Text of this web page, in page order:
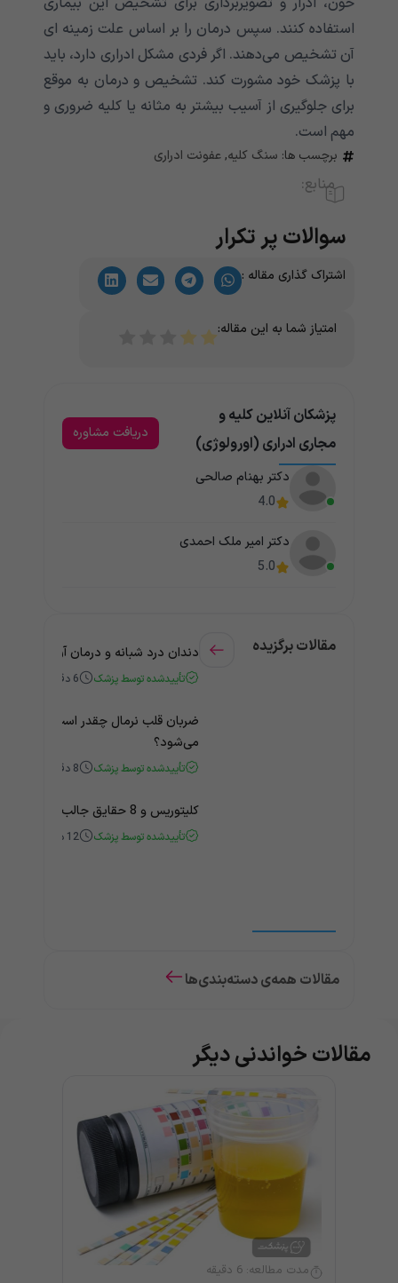
استفاده کنند. سپس درمان را بر اساس علت زمینه ای
آن تشخیص می‌‌‌‌‌‌‌‌‌‌‌‌‌دهند. اگر فردی مشکل ادراری دارد، باید
با پزشک خود مشورت کند. تشخیص و درمان به موقع
برای جلوگیری از آسیب بیشتر به مثانه یا کلیه ضروری و
مهم است.
برچسب ها: سنگ کلیه,عفونت ادراری
منابع:
سوالات پر تکرار
اشتراک گذاری مقاله :
امتیاز شما به این مقاله:
پزشکان آنلاین کلیه و
مجاری ادراری (اورولوژی)
دریافت مشاوره
دکتر بهنام صالحی
4.0
دکتر امیر ملک احمدی
5.0
مقالات برگزیده دندان درد شبانه و درمان آن +
تأییدشده توسط پزشک 6 دقیقه
ضربان قلب نرمال چقدر است؟ چه
می‌شود؟
تأییدشده توسط پزشک 8 دقیقه
کلیتوریس و 8 حقایق جالب و باورنکردنی درباره آن
تأییدشده توسط پزشک 12 دقیقه
مقالات همه‌ی دسته‌بندی‌ها
مقالات خواندنی دیگر
مدت مطالعه: 6 دقیقه